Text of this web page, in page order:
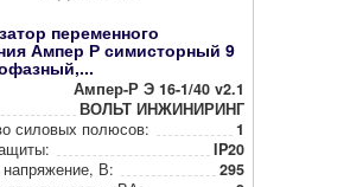
переменного
Ампер Р симисторный 9
Ампер-Р Э 16-1/40 v2.1
ВОЛЬТ ИНЖИНИРИНГ
силовых полюсов:
1
IP20
В:
295